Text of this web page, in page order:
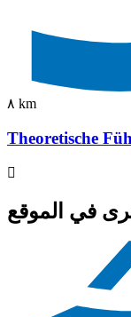
٨ km
Theoretische
في الموقع